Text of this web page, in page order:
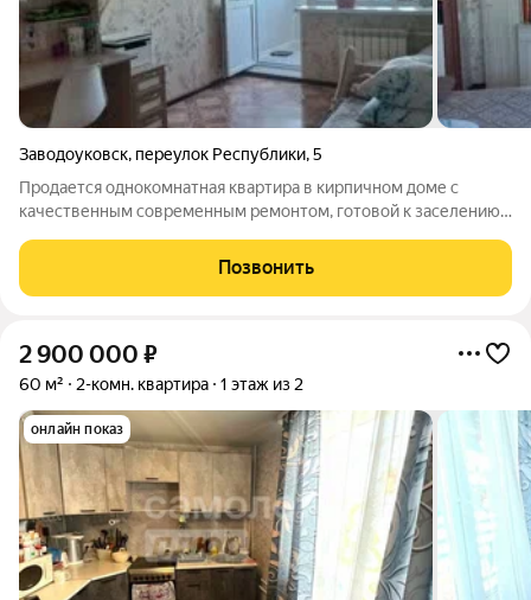
Заводоуковск, переулок Республики,5
Продается однокомнатная квартира в кирпичном доме с
качественным современным ремонтом, готовой к заселению.
просторная кухня площадью 9 кв.м. и большая жилая комната с
прямым выходом на
Позвонить
2 900 000 ₽
60 м² 2-комн. квартира 1 этаж из 2
онлайн показ